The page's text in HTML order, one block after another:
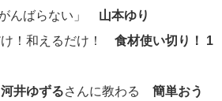
んばらない」 山本ゆり
！和えるだけ！ 食材使い切り！ 1
河井ゆずるさんに教わる 簡単おう